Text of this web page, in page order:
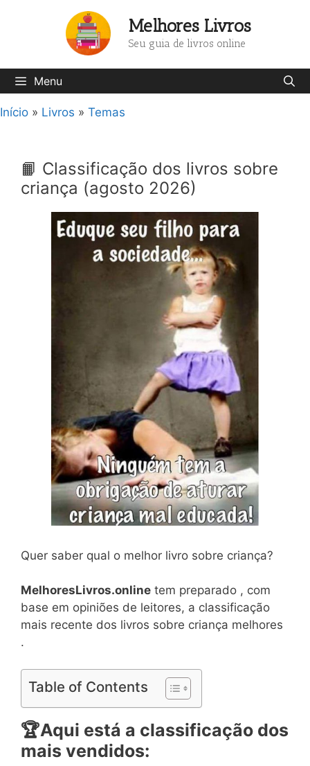
Melhores Livros
Seu guia de livros online
Menu
Início » Livros » Temas
📙 Classificação dos livros sobre
criança (agosto 2026)
Quer saber qual o melhor livro sobre criança?
MelhoresLivros.online tem preparado , com
base em opiniões de leitores, a classificação
mais recente dos livros sobre criança melhores
.
Table of Contents
🏆Aqui está a classificação dos
mais vendidos: